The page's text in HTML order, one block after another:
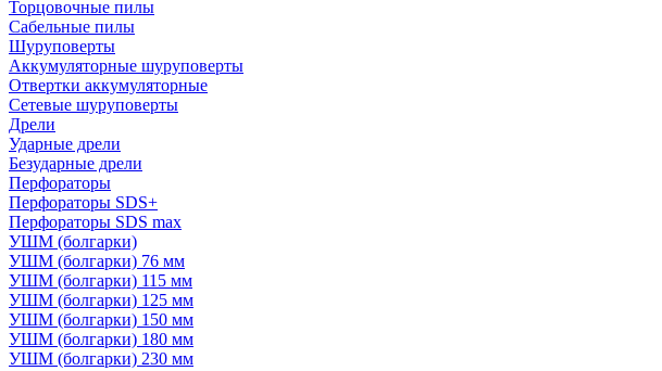
Торцовочные пилы
Сабельные пилы
Шуруповерты
Аккумуляторные шуруповерты
Отвертки аккумуляторные
Сетевые шуруповерты
Дрели
Ударные дрели
Безударные дрели
Перфораторы
Перфораторы SDS+
Перфораторы SDS max
УШМ (болгарки)
УШМ (болгарки) 76 мм
УШМ (болгарки) 115 мм
УШМ (болгарки) 125 мм
УШМ (болгарки) 150 мм
УШМ (болгарки) 180 мм
УШМ (болгарки) 230 мм